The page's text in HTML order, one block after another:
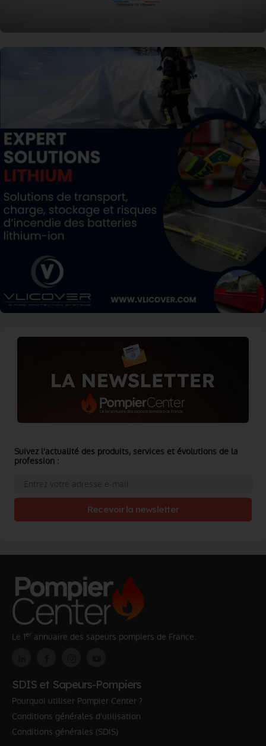
Suivez l'actualité des produits, services et évolutions de la
profession :
Recevoir la newsletter
Le 1er annuaire des sapeurs pompiers de France.
SDIS et Sapeurs-Pompiers
Pourquoi utiliser Pompier Center ?
Conditions générales d'utilisation
Conditions générales (SDIS)